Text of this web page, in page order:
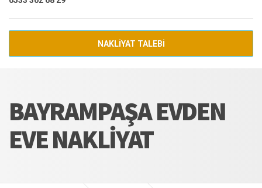
NAKLİYAT TALEBİ
BAYRAMPAŞA EVDEN
EVE NAKLIYAT